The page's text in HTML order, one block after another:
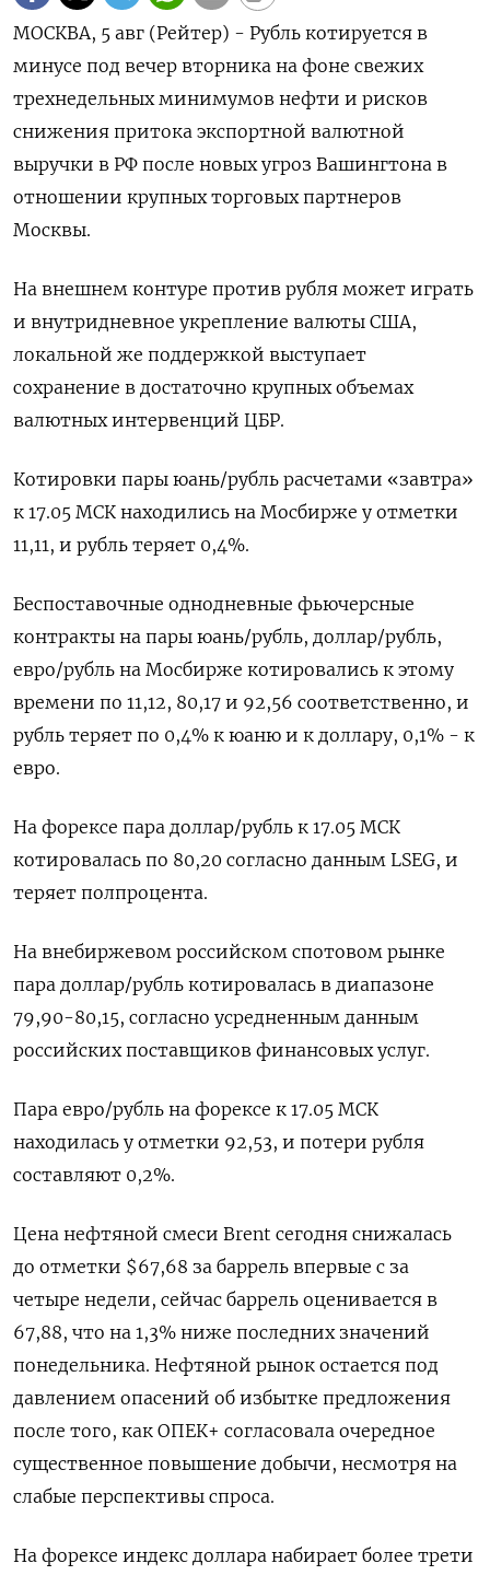
МОСКВА, 5 авг (Рейтер) - Рубль котируется в
минусе под вечер вторника на фоне свежих
трехнедельных минимумов нефти и рисков
снижения притока экспортной валютной
выручки в РФ после новых угроз Вашингтона в
отношении крупных торговых партнеров
Москвы.
На внешнем контуре против рубля может играть
и внутридневное укрепление валюты США,
локальной же поддержкой выступает
сохранение в достаточно крупных объемах
валютных интервенций ЦБР.
Котировки пары юань/рубль расчетами «завтра»
к 17.05 МСК находились на Мосбирже у отметки
11,11, и рубль теряет 0,4%.
Беспоставочные однодневные фьючерсные
контракты на пары юань/рубль, доллар/рубль,
евро/рубль на Мосбирже котировались к этому
времени по 11,12, 80,17 и 92,56 соответственно, и
рубль теряет по 0,4% к юаню и к доллару, 0,1% - к
евро.
На форексе пара доллар/рубль к 17.05 МСК
котировалась по 80,20 согласно данным LSEG, и
теряет полпроцента.
На внебиржевом российском спотовом рынке
пара доллар/рубль котировалась в диапазоне
79,90-80,15, согласно усредненным данным
российских поставщиков финансовых услуг.
Пара евро/рубль на форексе к 17.05 МСК
находилась у отметки 92,53, и потери рубля
составляют 0,2%.
Цена нефтяной смеси Brent сегодня снижалась
до отметки $67,68 за баррель впервые с за
четыре недели, сейчас баррель оценивается в
67,88, что на 1,3% ниже последних значений
понедельника. Нефтяной рынок остается под
давлением опасений об избытке предложения
после того, как ОПЕК+ согласовала очередное
существенное повышение добычи, несмотря на
слабые перспективы спроса.
На форексе индекс доллара набирает более трети